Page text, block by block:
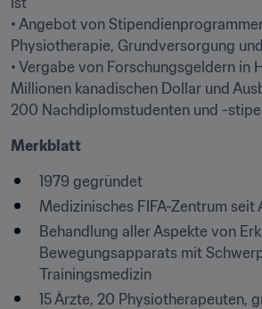
• Angebot von
Physiotherapie, Grundversorgung
• Vergabe von Forschungsgeldern in
Millionen kanadischen Dollar und
200 Nachdiplomstudenten und -
Merkblatt
1979 gegründet
Medizinisches FIFA-Zentrum seit
Behandlung aller Aspekte von
Bewegungsapparats mit
Trainingsmedizin
15 Ärzte, 20 Physiotherapeuten,